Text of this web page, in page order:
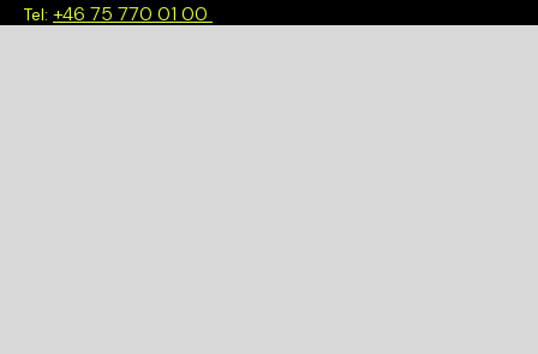
Tel: +46 75 770 01 00